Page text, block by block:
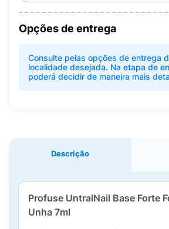
Opções de entrega
Consulte pelas opções de entrega
localidade desejada. Na etapa de
poderá decidir de maneira mais
Descrição
Profuse UntralNail Base Forte
Unha 7ml